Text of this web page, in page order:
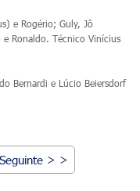
e Rogério; Guly, Jô
Ronaldo. Técnico Vinícius
Bernardi e Lúcio Beiersdorf
> >